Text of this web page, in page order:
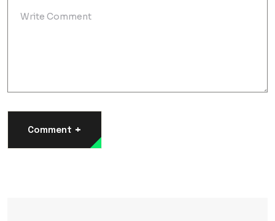
Comment +